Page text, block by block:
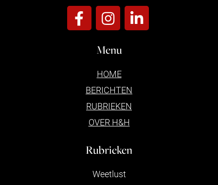
Menu
HOME
BERICHTEN
RUBRIEKEN
OVER H&H
Rubrieken
Weetlust